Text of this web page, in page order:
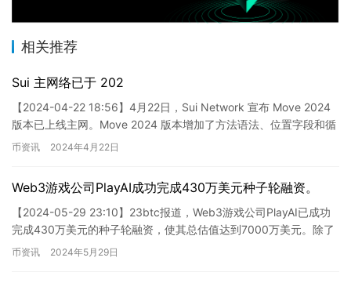
相关推荐
Sui 主网络已于 202
【2024-04-22 18:56】4月22日，Sui Network 宣布 Move 2024
版本已上线主网。Move 2024 版本增加了方法语法、位置字段和循
环标签等新功能…
币资讯 2024年4月22日
Web3游戏公司PlayAI成功完成430万美元种子轮融资。
【2024-05-29 23:10】23btc报道，Web3游戏公司PlayAI已成功
完成430万美元的种子轮融资，使其总估值达到7000万美元。除了
之前得到 P2 Venture…
币资讯 2024年5月29日